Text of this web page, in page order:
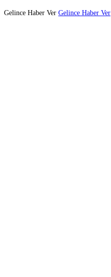
Gelince Haber Ver Gelince Haber Ver